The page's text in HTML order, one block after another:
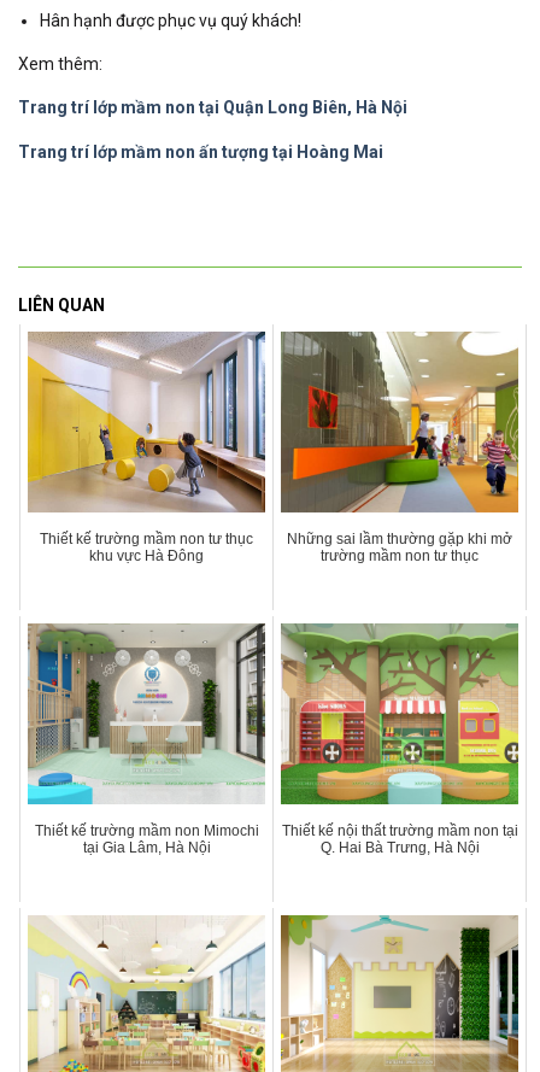
Hân hạnh được phục vụ quý khách!
Xem thêm:
Trang trí lớp mầm non tại Quận Long Biên, Hà Nội
Trang trí lớp mầm non ấn tượng tại Hoàng Mai
LIÊN QUAN
Thiết kế trường mầm non tư thục
khu vực Hà Đông
Những sai lầm thường gặp khi mở
trường mầm non tư thục
Thiết kế trường mầm non Mimochi
tại Gia Lâm, Hà Nội
Thiết kế nội thất trường mầm non tại
Q. Hai Bà Trưng, Hà Nội